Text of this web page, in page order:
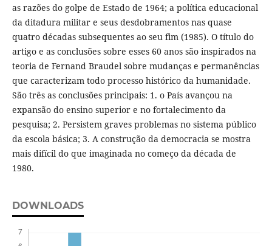
as razões do golpe de Estado de 1964; a política educacional
da ditadura militar e seus desdobramentos nas quase
quatro décadas subsequentes ao seu fim (1985). O título do
artigo e as conclusões sobre esses 60 anos são inspirados na
teoria de Fernand Braudel sobre mudanças e permanências
que caracterizam todo processo histórico da humanidade.
São três as conclusões principais: 1. o País avançou na
expansão do ensino superior e no fortalecimento da
pesquisa; 2. Persistem graves problemas no sistema público
da escola básica; 3. A construção da democracia se mostra
mais difícil do que imaginada no começo da década de
1980.
DOWNLOADS